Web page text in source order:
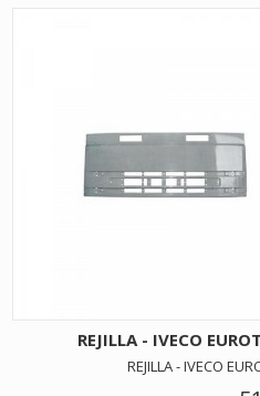
REJILLA - IVECO
REJILLA - IVECO